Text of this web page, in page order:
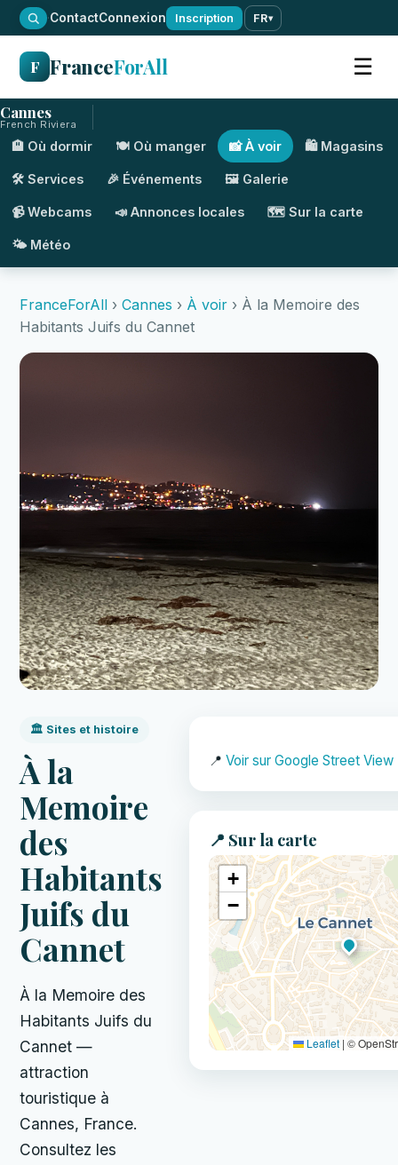
·ContactConnexion Inscription FR▾
F FranceForAll ☰
Cannes
French Riviera
🏨 Où dormir 🍽️ Où manger 📸 À voir 🛍️ Magasins
🛠️ Services 🎉 Événements 🖼️ Galerie
📹 Webcams 📣 Annonces locales 🗺️ Sur la carte
🌤️ Météo
FranceForAll › Cannes › À voir › À la Memoire des
Habitants Juifs du Cannet
🏛️ Sites et histoire
À la
Memoire
des
Habitants
Juifs du
Cannet
À la Memoire des
Habitants Juifs du
Cannet —
attraction
touristique à
Cannes, France.
Consultez les
📍 Voir sur Google Street View
📍 Sur la carte
+
−
Leaflet | ©